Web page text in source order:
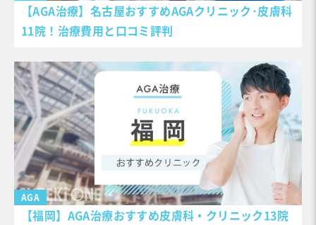
【AGA治療】名古屋おすすめAGAクリニック･皮膚科
11院！治療費用と口コミ評判
AGA
【福岡】AGA治療おすすめ皮膚科・クリニック13院